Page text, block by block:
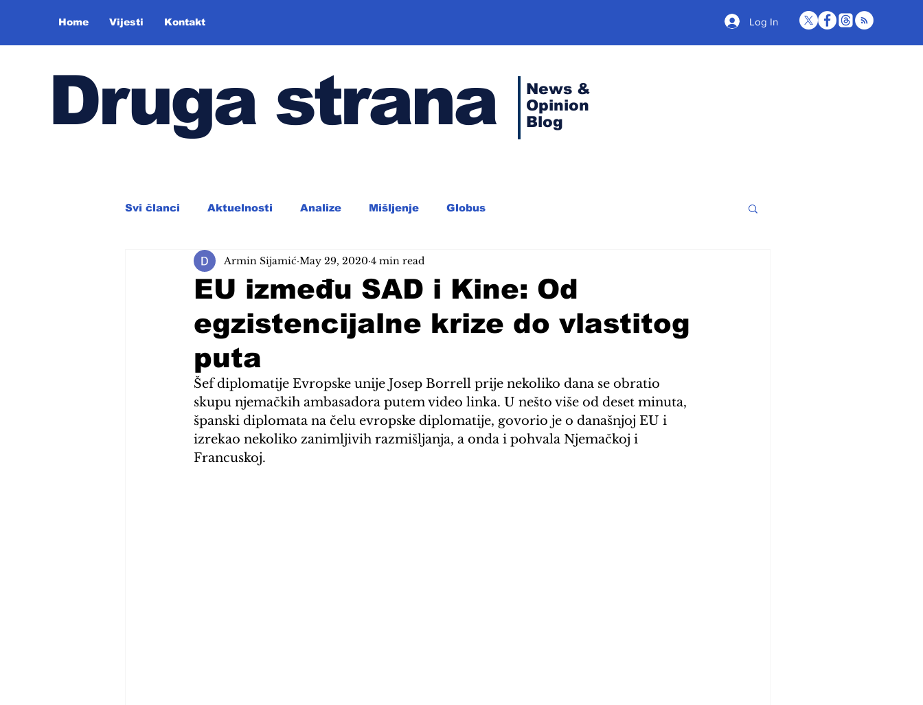
Home Vijesti Kontakt Log In
Druga strana
News &
Opinion
Blog
Svi članci Aktuelnosti Analize Mišljenje Globus
EU između SAD i Kine: Od
egzistencijalne krize do vlastitog
puta
Armin Sijamić May 29, 2020 4 min read
Šef diplomatije Evropske unije Josep Borrell prije nekoliko dana se obratio
skupu njemačkih ambasadora putem video linka. U nešto više od deset minuta,
španski diplomata na čelu evropske diplomatije, govorio je o današnjoj EU i
izrekao nekoliko zanimljivih razmišljanja, a onda i pohvala Njemačkoj i
Francuskoj.